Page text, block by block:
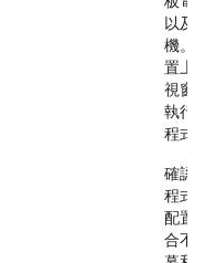
以及
機。
置上
視窗
執行
程式
確認
程式
配置
合不